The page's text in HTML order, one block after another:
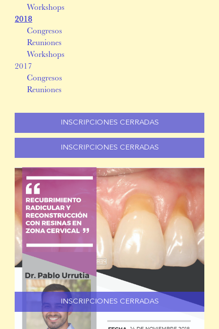
Workshops
2018
Congresos
Reuniones
Workshops
2017
Congresos
Reuniones
INSCRIPCIONES CERRADAS
INSCRIPCIONES CERRADAS
INSCRIPCIONES CERRADAS